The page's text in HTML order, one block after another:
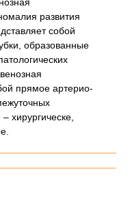
развития
собой
образованные
прямое артерио-
хирургическе,